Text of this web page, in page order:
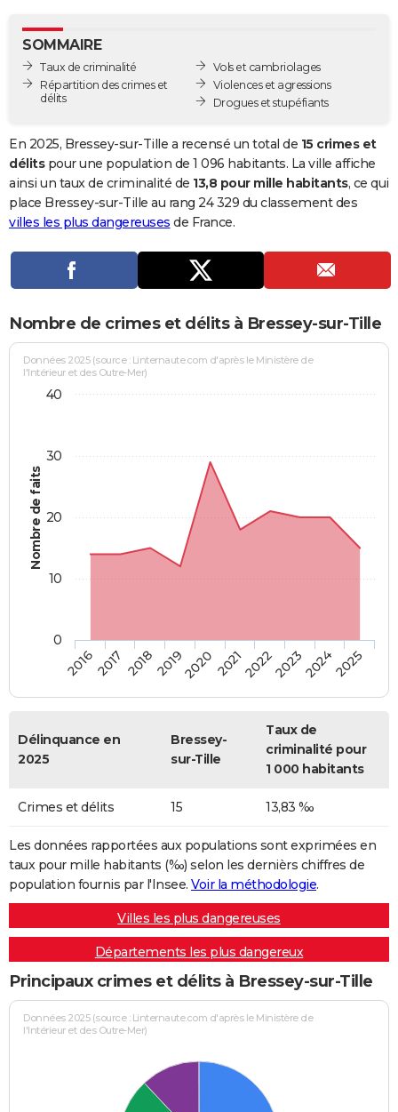
GUIDES D'ACHAT
BONS PLANS
Carte de Noël
Carte Bonne année
Carte Saint-Valentin
Carte Pâques
Carte d'anniversaire
DICTIONNAIRE
Dictionnaire
Biographies
Citations
Expressions
Proverbes
PROGRAMME TV
Se connecter
Entreprises
Service militaire
Avis de recherche
AVIS DE DÉCÈS
Bricolage
Lifestyle
Culture
Sport
Auto
Television
Voyage
Cinema
SOMMAIRE
Taux de criminalité
Répartition des crimes et
délits
Vols et cambriolages
Violences et agressions
Drogues et stupéfiants
En 2025, Bressey-sur-Tille a recensé un total de 15 crimes et
délitspour une population de 1 096 habitants. La ville affiche
ainsi un taux de criminalité de 13,8 pour mille habitants, ce qui
place Bressey-sur-Tille au rang 24 329 du classement des
villes les plus dangereuses de France.
Nombre de crimes et délits à Bressey-sur-Tille
Nombre de faits
Données 2025 (source : Linternaute.com d'après le Ministère de
l'Intérieur et des Outre-Mer)
20162017 20182019202020212022202320242025
0
10
20
30
40
Délinquance en
2025
Bressey-
sur-Tille
Taux de
criminalité pour
1 000 habitants
Crimes et délits 15 13,83 ‰
Les données rapportées aux populations sont exprimées en
taux pour mille habitants (‰) selon les dernièrs chiffres de
population fournis par l'Insee. Voir la méthodologie.
Villes les plus dangereuses
Départements les plus dangereux
Principaux crimes et délits à Bressey-sur-Tille
Données 2025 (source : Linternaute.com d'après le Ministère de
l'Intérieur et des Outre-Mer)